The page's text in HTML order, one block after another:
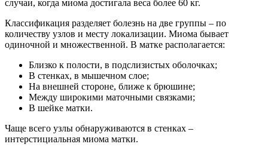
случаи, когда миома достигала веса более 60 кг.
Классификация разделяет болезнь на две группы – по
количеству узлов и месту локализации. Миома бывает
одиночной и множественной. В матке располагается:
Близко к полости, в подслизистых оболочках;
В стенках, в мышечном слое;
На внешней стороне, ближе к брюшине;
Между широкими маточными связками;
В шейке матки.
Чаще всего узлы обнаруживаются в стенках –
интерстициальная миома матки.